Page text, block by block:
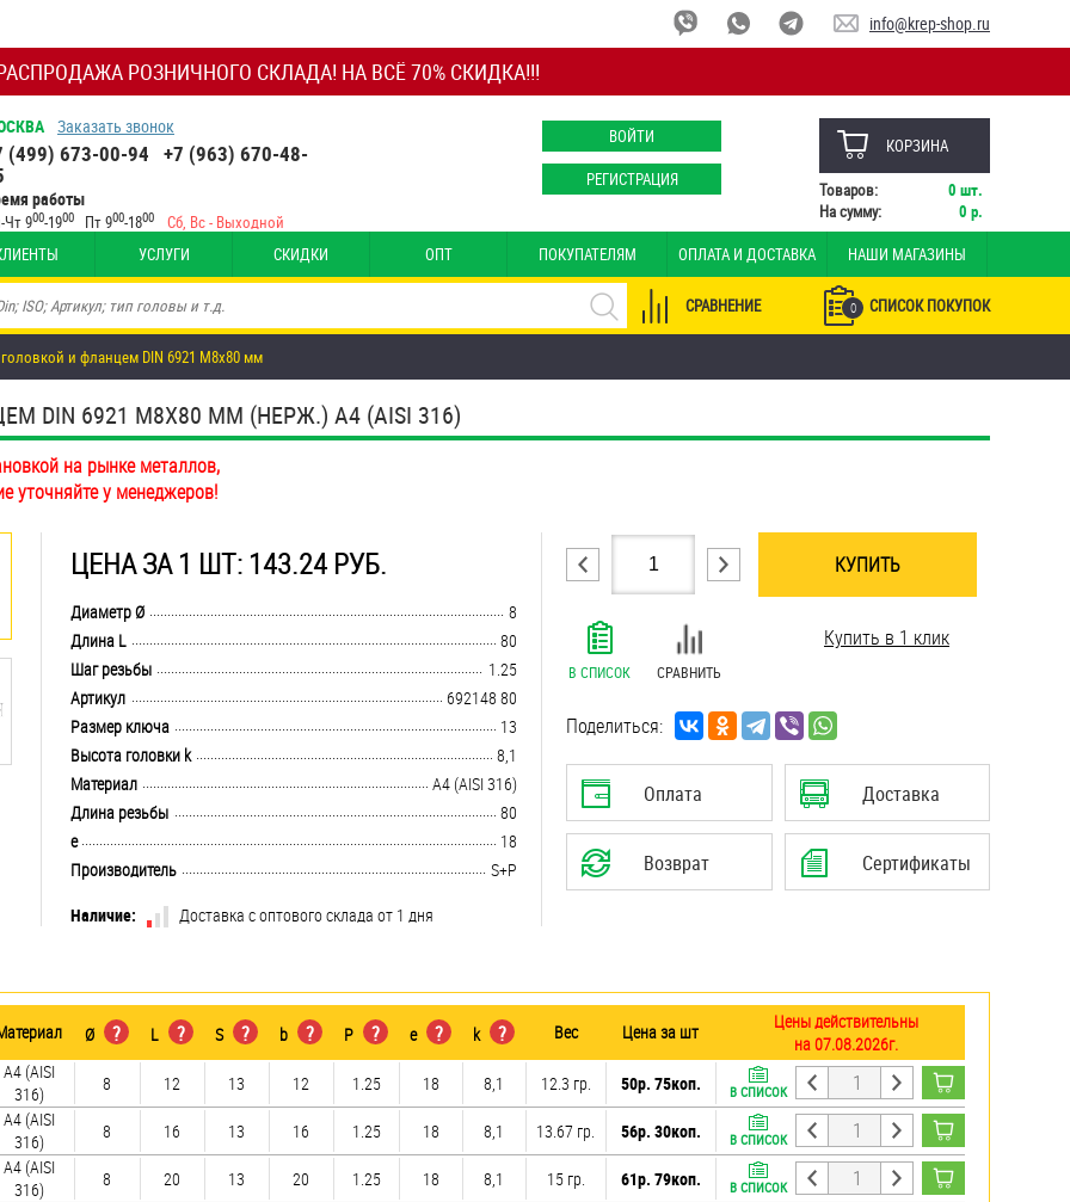
РОЗНИЧНОГО СКЛАДА! НА ВСЁ 70% СКИДКА!!!
info@krep-shop.ru
Заказать звонок
(499) 673-00-94 +7 (963) 670-48-
работы
Чт 900-1900 Пт 900-1800 Сб, Вс - Выходной
ВОЙТИ
РЕГИСТРАЦИЯ
КОРЗИНА
Товаров: 0 шт.
На сумму:
0 р.
УСЛУГИ СКИДКИ ОПТ ПОКУПАТЕЛЯМ ОПЛАТА И ДОСТАВКА НАШИ МАГАЗИНЫ
0 СПИСОК ПОКУПОК
СРАВНЕНИЕ
и фланцем DIN 6921 М8х80 мм
DIN 6921 М8Х80 ММ (НЕРЖ.) A4 (AISI 316)
на рынке металлов,
уточняйте у менеджеров!
ЦЕНА ЗА 1 ШТ: 143.24 РУБ.
........................................................................................................................................................................................................
Диаметр Ø
8
........................................................................................................................................................................................................
Длина L
80
........................................................................................................................................................................................................
Шаг резьбы
1.25
........................................................................................................................................................................................................
Артикул
692148 80
........................................................................................................................................................................................................
Размер ключа
13
........................................................................................................................................................................................................
Высота головки k
8,1
........................................................................................................................................................................................................
Материал
A4 (AISI 316)
........................................................................................................................................................................................................
Длина резьбы
80
........................................................................................................................................................................................................
e
18
........................................................................................................................................................................................................
Производитель
S+P
Наличие:
Доставка с оптового склада от 1 дня
КУПИТЬ
В СПИСОК СРАВНИТЬ
Купить в 1 клик
Поделиться:
Оплата Доставка
Возврат Сертификаты
Ø ? L ? S ? b ? P ? e ? k ? Вес Цена за шт
Цены действительны
на 07.08.2026г.
A4 (AISI
316)
8 12 13 12 1.25 18 8,1 12.3 гр. 50р. 75коп. В СПИСОК
A4 (AISI
316)
8 16 13 16 1.25 18 8,1 13.67 гр. 56р. 30коп. В СПИСОК
A4 (AISI
316)
8 20 13 20 1.25 18 8,1 15 гр. 61р. 79коп. В СПИСОК